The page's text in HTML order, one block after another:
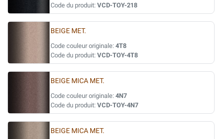
Code du produit: VCD-TOY-218
BEIGE MET.
Code couleur originale: 4T8
Code du produit: VCD-TOY-4T8
BEIGE MICA MET.
Code couleur originale: 4N7
Code du produit: VCD-TOY-4N7
BEIGE MICA MET.